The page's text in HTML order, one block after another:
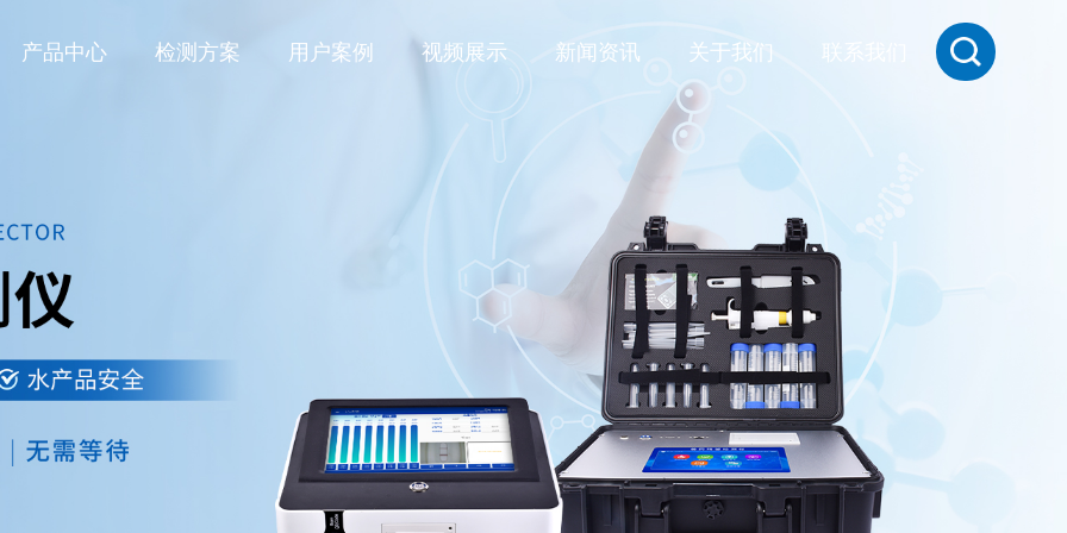
产品中心 检测方案 用户案例 视频展示 新闻资讯 关于我们 联系我们